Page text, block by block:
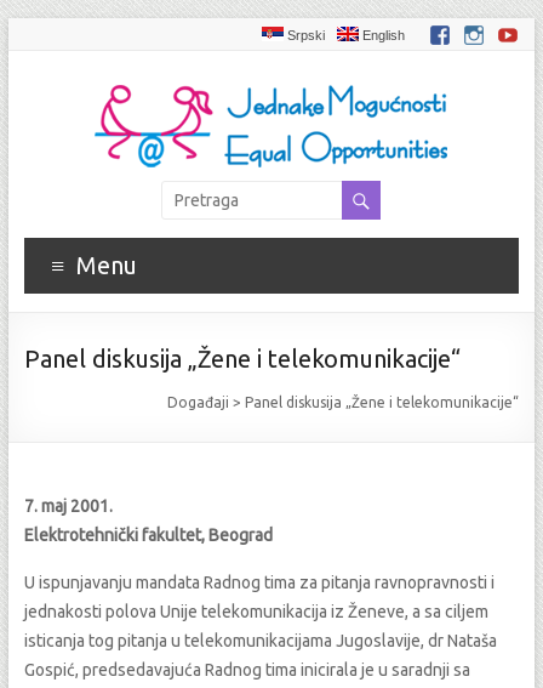
Srpski English
Menu
Panel diskusija „Žene i telekomunikacije“
Događaji >Panel diskusija „Žene i telekomunikacije“
7. maj 2001.
Elektrotehnički fakultet, Beograd
U ispunjavanju mandata Radnog tima za pitanja ravnopravnosti i
jednakosti polova Unije telekomunikacija iz Ženeve, a sa ciljem
isticanja tog pitanja u telekomunikacijama Jugoslavije, dr Nataša
Gospić, predsedavajuća Radnog tima inicirala je u saradnji sa